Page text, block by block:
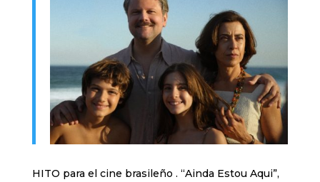
HITO para el cine brasileño . “Ainda Estou Aqui”,